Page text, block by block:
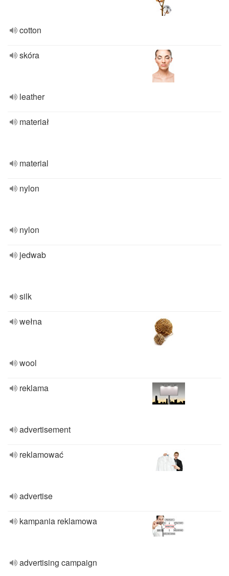
cotton
skóra
leather
materiał
material
nylon
nylon
jedwab
silk
wełna
wool
reklama
advertisement
reklamować
advertise
kampania reklamowa
advertising campaign